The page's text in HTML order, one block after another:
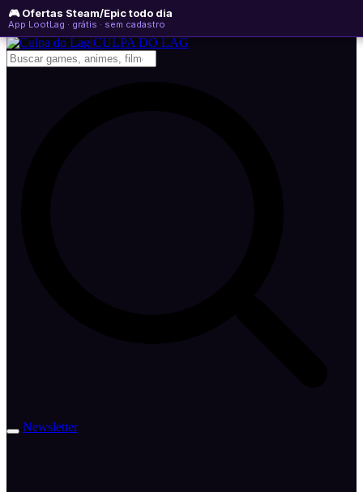
🎮 Ofertas Steam/Epic todo dia
App LootLag · grátis · sem cadastro
sexta-feira, 07 de agosto de 2026
Newsletter
CULPA DO LAG
Newsletter